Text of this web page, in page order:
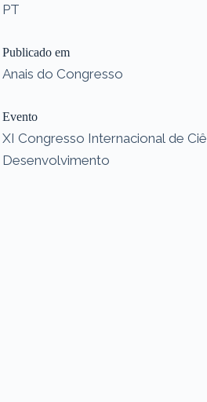
PT
Publicado em
Anais do Congresso
Evento
XI Congresso Internacional de
Desenvolvimento